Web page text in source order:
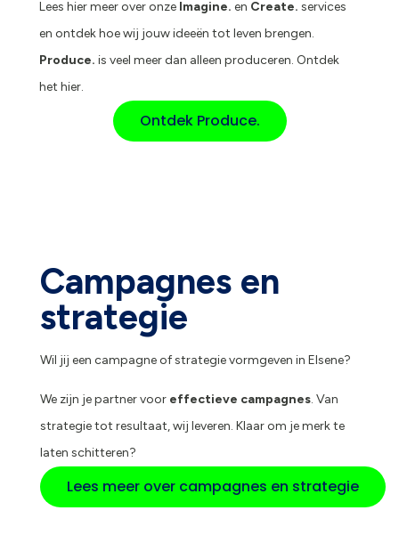
Lees hier meer over onze Imagine. en Create. services
en ontdek hoe wij jouw ideeën tot leven brengen.
Produce. is veel meer dan alleen produceren. Ontdek
het hier.
Ontdek Produce.
Campagnes en
strategie
Wil jij een campagne of strategie vormgeven in Elsene?
We zijn je partner voor effectieve campagnes. Van
strategie tot resultaat, wij leveren. Klaar om je merk te
laten schitteren?
Lees meer over campagnes en strategie